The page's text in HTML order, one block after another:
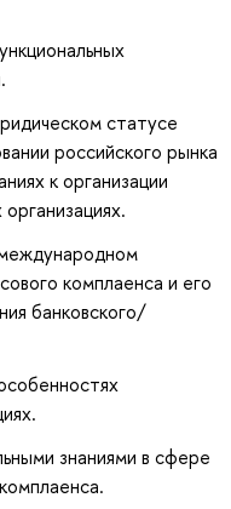
статусе
российского рынка
к организации
комплаенса и его
банковского/
знаниями в сфере